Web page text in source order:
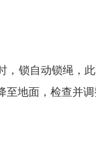
锁自动锁绳
地面，检查并